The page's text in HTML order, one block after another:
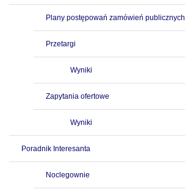
Plany postępowań zamówień publicznych
Przetargi
Wyniki
Zapytania ofertowe
Wyniki
Poradnik Interesanta
Noclegownie